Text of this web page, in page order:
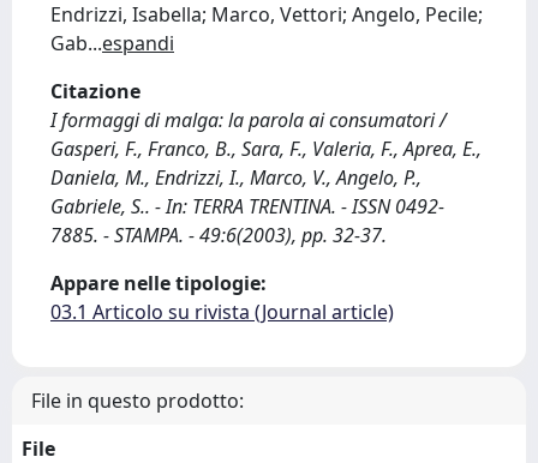
Endrizzi, Isabella; Marco, Vettori; Angelo, Pecile;
Gab...espandi
Citazione
I formaggi di malga: la parola ai consumatori /
Gasperi, F., Franco, B., Sara, F., Valeria, F., Aprea, E.,
Daniela, M., Endrizzi, I., Marco, V., Angelo, P.,
Gabriele, S.. - In: TERRA TRENTINA. - ISSN 0492-
7885. - STAMPA. - 49:6(2003), pp. 32-37.
Appare nelle tipologie:
03.1 Articolo su rivista (Journal article)
File in questo prodotto:
File